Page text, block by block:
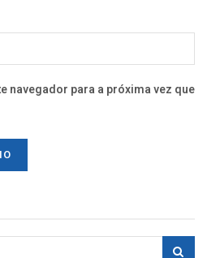
navegador para a próxima vez que